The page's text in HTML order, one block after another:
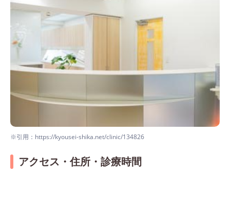
※引用：https://kyousei-shika.net/clinic/134826
アクセス・住所・診療時間